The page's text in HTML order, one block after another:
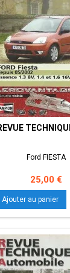
Ford FIESTA
Prix
25,00 €
Ajouter au panier